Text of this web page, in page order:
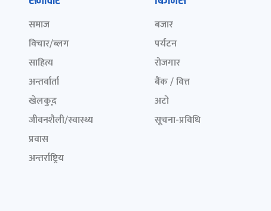
समाज
विचार/ब्लग
साहित्य
अन्तर्वार्ता
खेलकुद़़
जीवनशैली/स्वास्थ्य
प्रवास
अन्तर्राष्ट्रिय
बजार
पर्यटन
रोजगार
बैंक / वित्त
अटो
सूचना-प्रविधि